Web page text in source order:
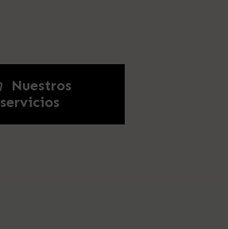
Nuestros
servicios